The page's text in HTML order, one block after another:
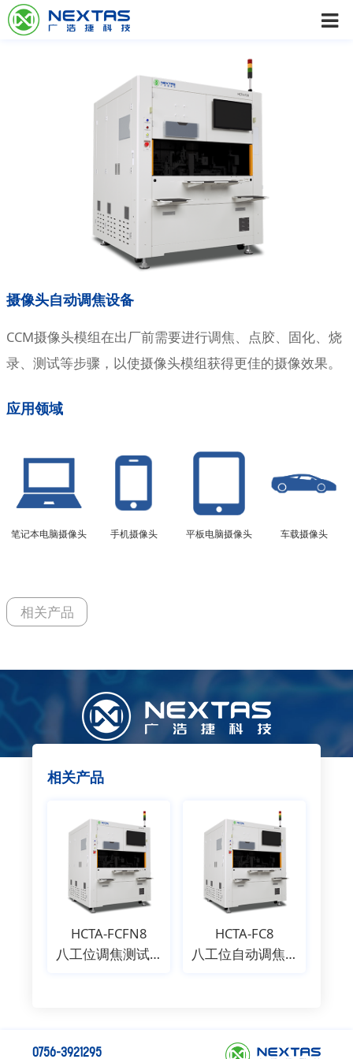
摄像头自动调焦设备
CCM摄像头模组在出厂前需要进行调焦、点胶、固化、烧
录、测试等步骤，以使摄像头模组获得更佳的摄像效果。
应用领域
笔记本电脑摄像头 手机摄像头 平板电脑摄像头 车载摄像头
相关产品
相关产品
HCTA-FCFN8
八工位调焦测试机
HCTA-FC8
八工位自动调焦机
0756-3921295